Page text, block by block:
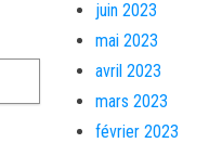
juin 2023
mai 2023
avril 2023
mars 2023
février 2023